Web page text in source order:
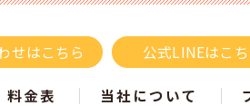
せはこちら 公式LINEはこ
料金表 当社について